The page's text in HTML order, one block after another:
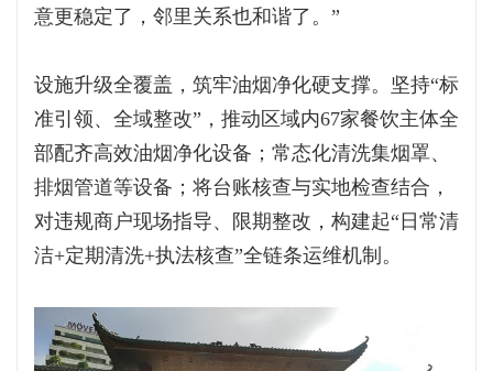
意更稳定了，邻里关系也和谐了。”
设施升级全覆盖，筑牢油烟净化硬支撑。坚持“标
准引领、全域整改”，推动区域内67家餐饮主体全
部配齐高效油烟净化设备；常态化清洗集烟罩、
排烟管道等设备；将台账核查与实地检查结合，
对违规商户现场指导、限期整改，构建起“日常清
洁+定期清洗+执法核查”全链条运维机制。